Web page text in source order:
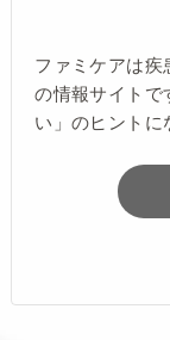
ファミケアは疾
の情報サイトで
い」のヒントに